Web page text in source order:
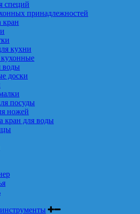
специй
принадлежностей
кран
кухни
воды
доски
посуды
ножей
кран для воды